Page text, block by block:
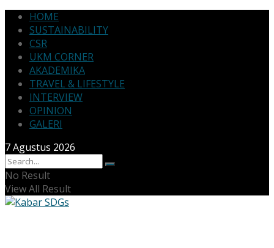
HOME
SUSTAINABILITY
CSR
UKM CORNER
AKADEMIKA
TRAVEL & LIFESTYLE
INTERVIEW
OPINION
GALERI
7 Agustus 2026
No Result
View All Result